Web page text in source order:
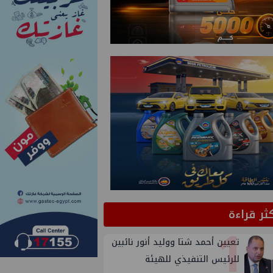
قراءة
تعيين أحمد شتا ووليد أنور نائبين
للرئيس التنفيذي للهيئة